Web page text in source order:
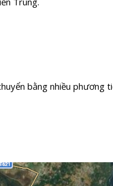
bằng nhiều phương